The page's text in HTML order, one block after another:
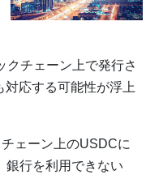
クチェーン上で発行さ
応する可能性が浮上
ェーン上のUSDCに
銀行を利用できない